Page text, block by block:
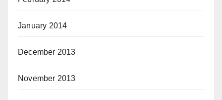
January 2014
December 2013
November 2013